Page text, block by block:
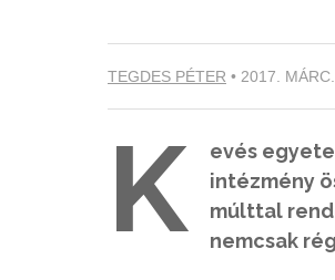
TEGDES PÉTER • 2017. MÁRC.
K
evés
intézmény
múlttal
nemcsak